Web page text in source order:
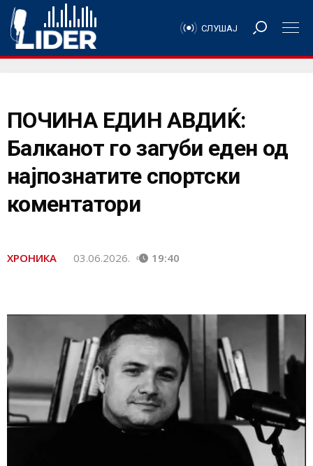
СЛУШАЈ
ПОЧИНА ЕДИН АВДИЌ:
Балканот го загуби еден од
најпознатите спортски
коментатори
ХРОНИКА 03.06.2026. 19:40